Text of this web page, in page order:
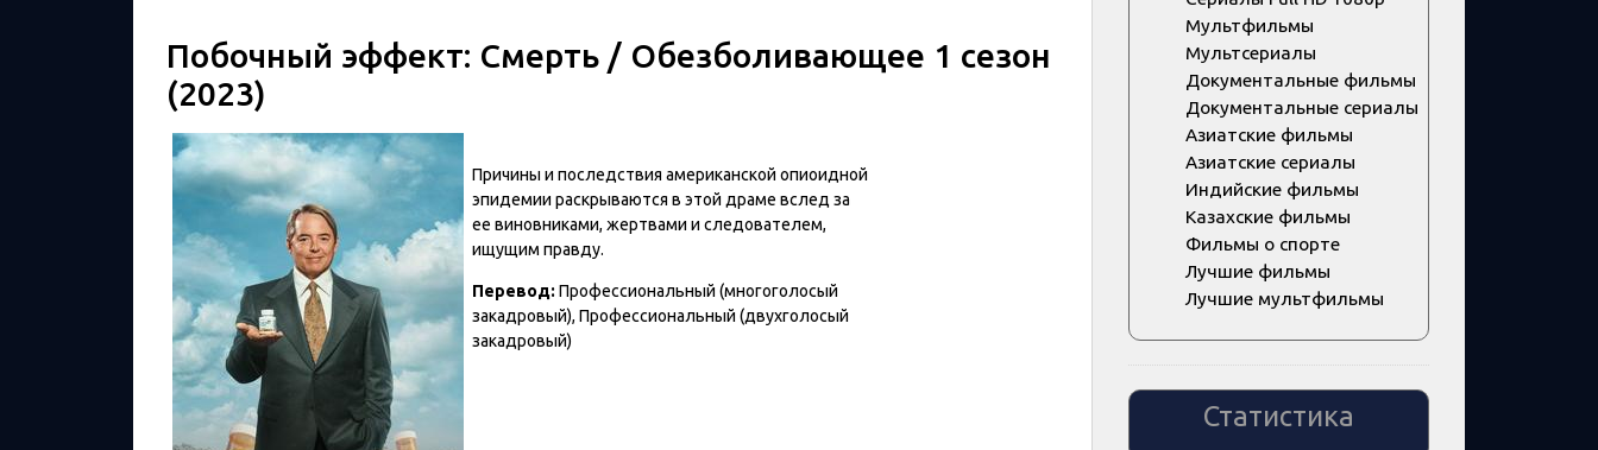
Побочный эффект: Смерть / Обезболивающее 1 сезон
(2023)
Причины и последствия американской опиоидной
эпидемии раскрываются в этой драме вслед за
ее виновниками, жертвами и следователем,
ищущим правду.
Перевод: Профессиональный (многоголосый
закадровый), Профессиональный (двухголосый
закадровый)
Мультфильмы
Мультсериалы
Документальные фильмы
Документальные сериалы
Азиатские фильмы
Азиатские сериалы
Индийские фильмы
Казахские фильмы
Фильмы о спорте
Лучшие фильмы
Лучшие мультфильмы
Статистика